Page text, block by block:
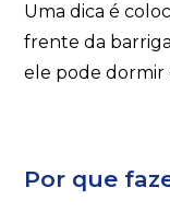
Uma dica é
frente da
ele pode dormir
Por que